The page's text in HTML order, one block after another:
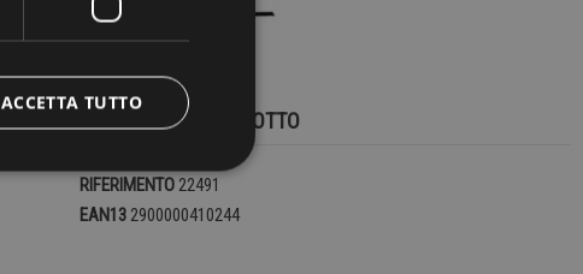
DETTAGLI DEL PRODOTTO
RIFERIMENTO22491
EAN132900000410244
ACCETTA TUTTO